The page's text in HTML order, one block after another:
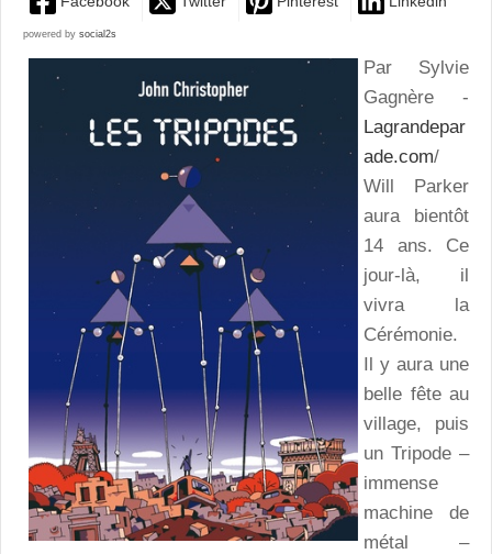
powered by social2s
Par Sylvie
Gagnère -
Lagrandepar
ade.com/
Will Parker
aura bientôt
14 ans. Ce
jour-là, il
vivra la
Cérémonie.
Il y aura une
belle fête au
village, puis
un Tripode –
immense
machine de
métal –